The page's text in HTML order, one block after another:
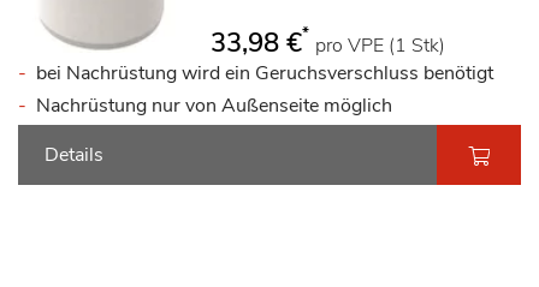
33,98 €* pro VPE (1 Stk)
bei Nachrüstung wird ein Geruchsverschluss benötigt
Nachrüstung nur von Außenseite möglich
Details